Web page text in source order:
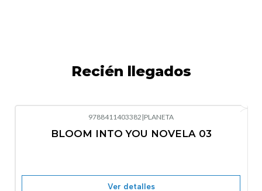
Recién llegados
Nuevo
9788411403382 |PLANETA
BLOOM INTO YOU NOVELA 03
Ver detalles